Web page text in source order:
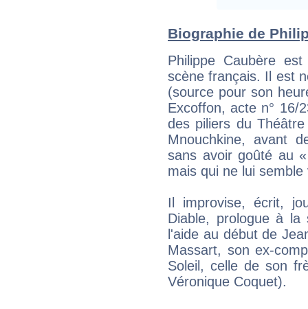
Biographie de
Philippe Caubère
scène français. Il est
(source pour son
Excoffon, acte n° 16/
des piliers du
Mnouchkine, avant
sans avoir goûté au
mais qui ne lui
Il improvise, écrit,
Diable, prologue à
l'aide au début de
Massart, son ex-
Soleil, celle de son
Véronique Coquet).